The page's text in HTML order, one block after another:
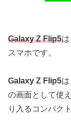
Galaxy Z Flip5
スマホです。
Galaxy Z Flip5
の画面として使
り入るコンパク